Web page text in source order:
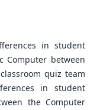
in student
Computer between
quiz team
in student
the Computer